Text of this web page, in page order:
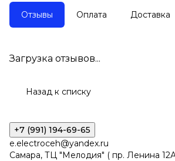
Отзывы Оплата Доставка
Загрузка отзывов...
Назад к списку
+7 (991) 194-69-65
e.electroceh@yandex.ru
Самара, ТЦ "Мелодия" ( пр. Ленина